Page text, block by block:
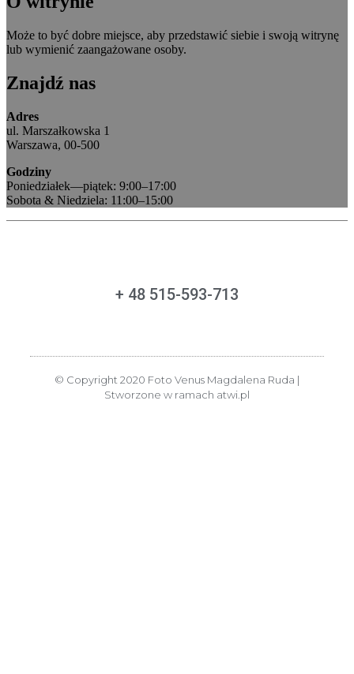
Może to być dobre miejsce, aby przedstawić siebie i swoją witrynę
lub wymienić zaangażowane osoby.
Znajdź nas
Adres
ul. Marszałkowska 1
Warszawa, 00-500
Godziny
Poniedziałek—piątek: 9:00–17:00
Sobota & Niedziela: 11:00–15:00
+ 48 515-593-713
© Copyright 2020 Foto Venus Magdalena Ruda |
Stworzone w ramach atwi.pl